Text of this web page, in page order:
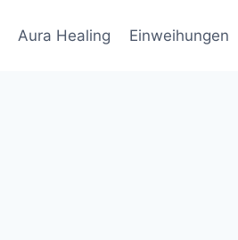
Aura Healing Einweihungen